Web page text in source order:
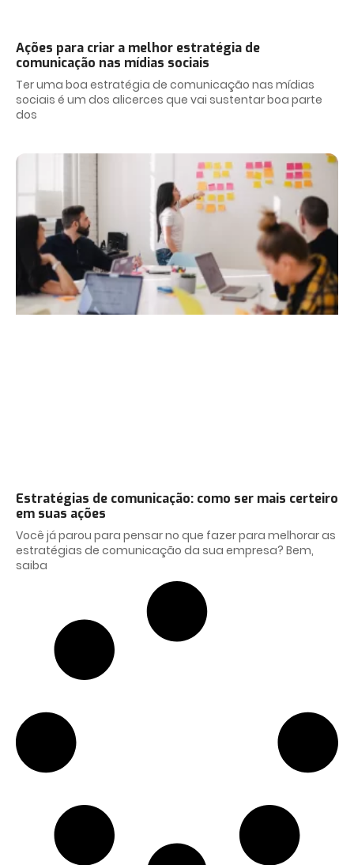
Ações para criar a melhor estratégia de
comunicação nas mídias sociais
Ter uma boa estratégia de comunicação nas mídias
sociais é um dos alicerces que vai sustentar boa parte
dos
Estratégias de comunicação: como ser mais certeiro
em suas ações
Você já parou para pensar no que fazer para melhorar as
estratégias de comunicação da sua empresa? Bem,
saiba